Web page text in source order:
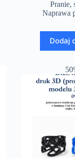
Pranie,
Naprawa
Dodaj